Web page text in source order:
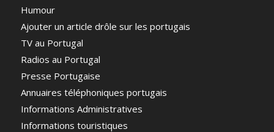
Humour
Ajouter un article drôle sur les portugais
TV au Portugal
Radios au Portugal
Presse Portugaise
Annuaires téléphoniques portugais
Informations Administratives
Informations touristiques